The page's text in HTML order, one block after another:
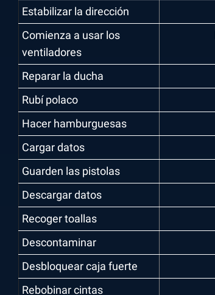
Estabilizar la dirección
Comienza a usar los
ventiladores
Reparar la ducha
Rubí polaco
Hacer hamburguesas
Cargar datos
Guarden las pistolas
Descargar datos
Recoger toallas
Descontaminar
Desbloquear caja fuerte
Rebobinar cintas